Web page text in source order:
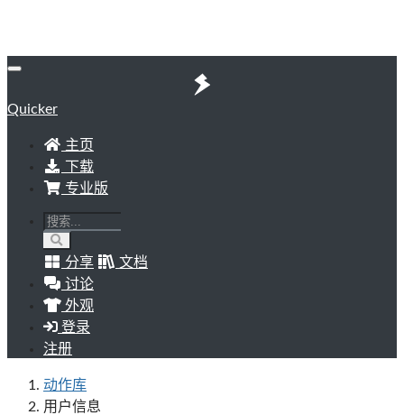
Quicker
主页
下载
专业版
分享
文档
讨论
外观
登录
注册
动作库
用户信息